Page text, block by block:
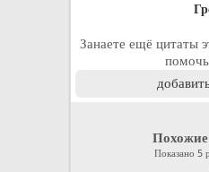
Занаете ещё цитаты
Показано 5